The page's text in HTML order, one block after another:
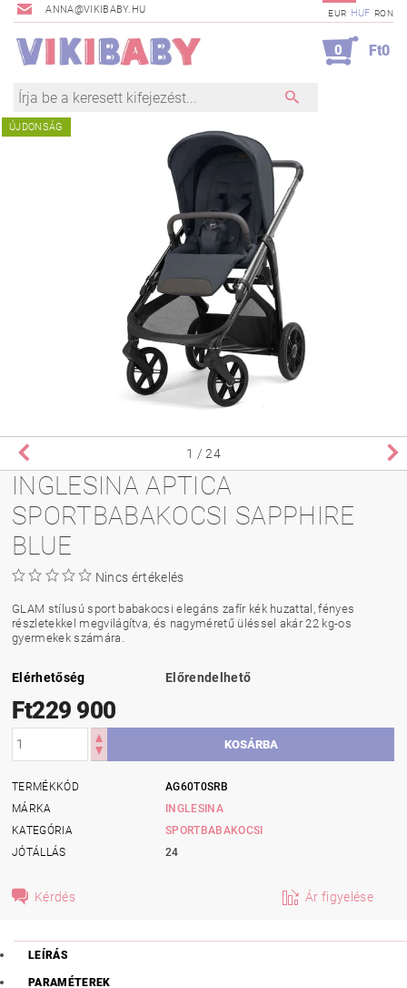
ANNA@VIKIBABY.HU EUR HUF RON
0 Ft0
ÚJDONSÁG
1 / 24
INGLESINA APTICA
SPORTBABAKOCSI SAPPHIRE
BLUE
Nincs értékelés
GLAM stílusú sport babakocsi elegáns zafír kék huzattal, fényes
részletekkel megvilágítva, és nagyméretű üléssel akár 22 kg-os
gyermekek számára.
Elérhetőség Előrendelhető
Ft229 900
TERMÉKKÓD
AG60T0SRB
MÁRKA
INGLESINA
KATEGÓRIA
SPORTBABAKOCSI
JÓTÁLLÁS
24
Kérdés Ár figyelése
LEÍRÁS
PARAMÉTEREK